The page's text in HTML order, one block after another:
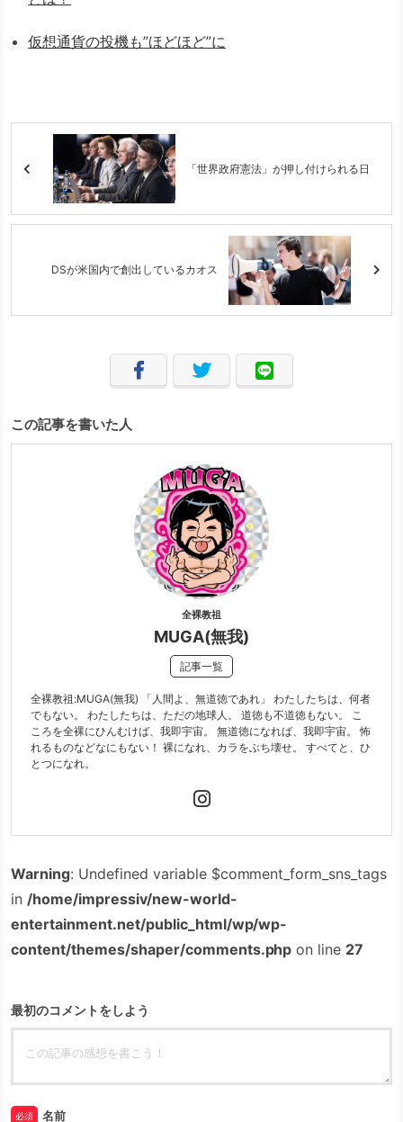
仮想通貨の投機も”ほどほど”に
「世界政府憲法」が押し付けられる日
DSが米国内で創出しているカオス
この記事を書いた人
全裸教祖
MUGA(無我)
記事一覧
全裸教祖:MUGA(無我) 「人間よ、無道徳であれ」 わたしたちは、何者
でもない。 わたしたちは、ただの地球人。 道徳も不道徳もない。 こ
ころを全裸にひんむけば、我即宇宙。 無道徳になれば、我即宇宙。 怖
れるものなどなにもない！ 裸になれ、カラをぶち壊せ。 すべてと、ひ
とつになれ。
Warning: Undefined variable $comment_form_sns_tags
in /home/impressiv/new-world-
entertainment.net/public_html/wp/wp-
content/themes/shaper/comments.php on line 27
最初のコメントをしよう
必須 名前